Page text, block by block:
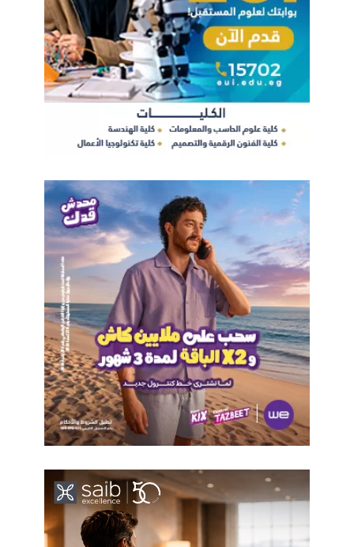
علوم البيانات والذكاء الاصطناعى، وعلوم الروبوت والأتمتة، والامن
السيبراني، والفنون الرقمية، وذلك بالتعاون مع كبرى الجامعات
الدولية، كما يتم تنفيذ برنامج متكامل لصقل الخبرات العملية بالتعاون
مع شركات عالمية فى مجال تكنولوجيا المعلومات والاتصالات،
بالاضافة الى برامج لصقل المهارات الشخصية بالتعاون مع شركات
عالمية فى تنمية المهارات اللغوية، وتنمية المهارات القيادية.
وأكد الدكتور/ عمرو طلعت أنه يتم العمل على جذب الاستثمارات
الناشئة من خلال نشر مراكز إبداع مصر الرقمية بالمحافظات والتى
تضم مسرعات وحاضنات الأعمال وتنفيذ برامج تدريب ريادة الأعمال،
ومسابقات الابتكار، ، بينما يتمثل المحور الثانى فى تنمية الشركات
الصغيرة والمتوسطة من خلال حوافز دعم الصادرات الرقمية، وتنفيذ
مبادرة فرصتنا رقمية لتنمية حجم أعمال الشركات محليا، ويعنى
المحور الثالث بجذب الاستثمارات الأجنبية ويشمل تقديم حوافز
لصناعة مراكز البيانات، وكذلك لصناعة الالكترونيات حيث تم التعاقد
مع شركة سامسونج لتصنيع التابلت التعليمي باستثمارات30 مليون
دولار؛ فيما يتمثل المحور الرابع فى تعظيم الصادرات الرقمية حيث
يتم تنفيذ عدد من البرامج والمبادرات ومنها مبادرة مستقبلنا رقمى
لتدريب 100 الف شاب وتأهيلهم للحصول على فرص العمل المستقل
على منصات العمل الحر العالمية.
كما تناول الدكتور/ عمرو طلعت الجهود المبذولة لدعم الإطــــار
التـــشريــعى لقطاع الاتصالات وتكنولوجيا المعلومات؛ حيث شهد
اللائحة التنفيذية لقانون مكافحة جرائم تقنية المعلومات؛ ويتم التعاون
مع مجلس النواب لاستكمال المناقشات لاصدار قانون المعاملات
الالكترونية، و إصدار اللائحة التنفيذية لقانون حماية البيانات؛ موضحا
الجهود المبذولة لرفع كفاءة البنية التحتية المعلوماتية من خلال تطوير